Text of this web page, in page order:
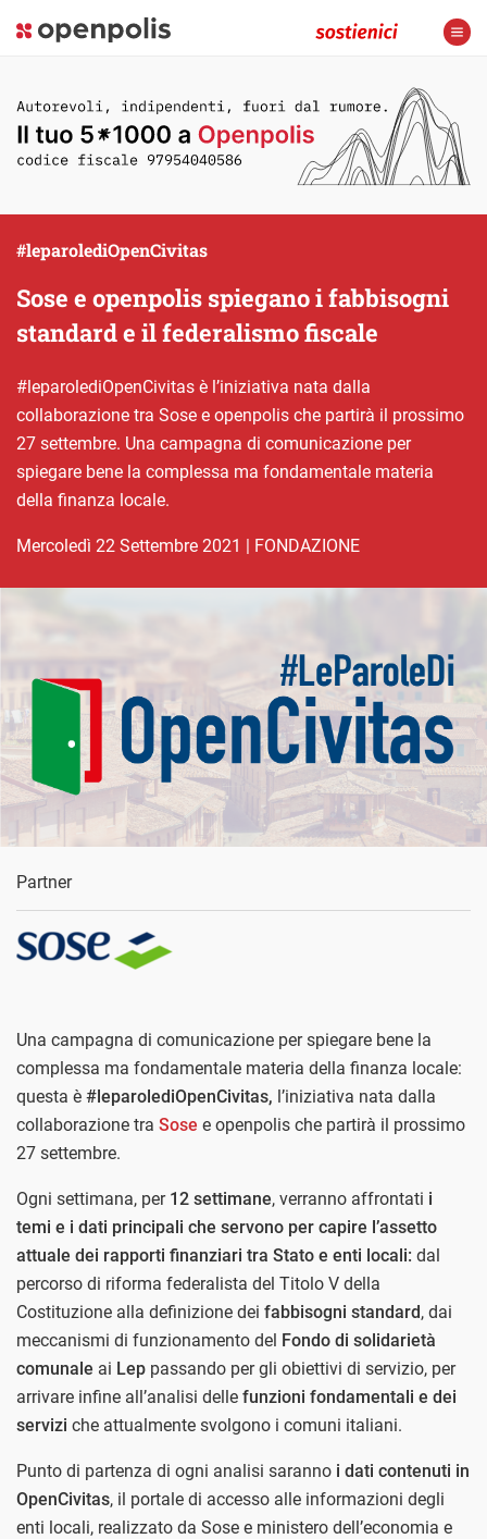
Sose e openpolis spiegano i fabbisogni
standard e il federalismo fiscale
#leparolediOpenCivitas
#leparolediOpenCivitas è l’iniziativa nata dalla
collaborazione tra Sose e openpolis che partirà il prossimo
27 settembre. Una campagna di comunicazione per
spiegare bene la complessa ma fondamentale materia
della finanza locale.
mercoledì 22 Settembre 2021 | FONDAZIONE
Partner
Una campagna di comunicazione per spiegare bene la
complessa ma fondamentale materia della finanza locale:
questa è #leparolediOpenCivitas, l’iniziativa nata dalla
collaborazione tra Sose e openpolis che partirà il prossimo
27 settembre.
Ogni settimana, per 12 settimane, verranno affrontati i
temi e i dati principali che servono per capire l’assetto
attuale dei rapporti finanziari tra Stato e enti locali: dal
percorso di riforma federalista del Titolo V della
Costituzione alla definizione dei fabbisogni standard, dai
meccanismi di funzionamento del Fondo di solidarietà
comunale ai Lep passando per gli obiettivi di servizio, per
arrivare infine all’analisi delle funzioni fondamentali e dei
servizi che attualmente svolgono i comuni italiani.
Punto di partenza di ogni analisi saranno i dati contenuti in
OpenCivitas, il portale di accesso alle informazioni degli
enti locali, realizzato da Sose e ministero dell’economia e